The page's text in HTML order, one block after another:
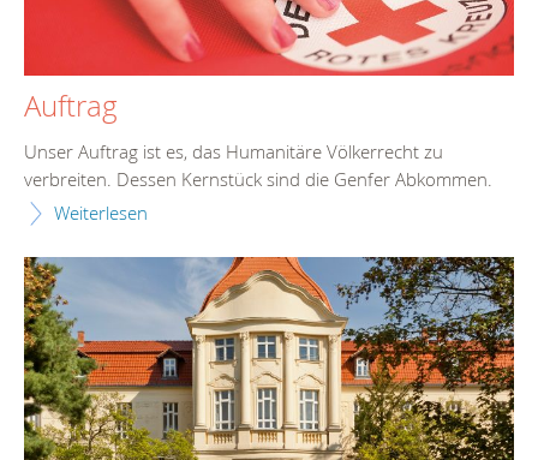
Auftrag
Unser Auftrag ist es, das Humanitäre Völkerrecht zu
verbreiten. Dessen Kernstück sind die Genfer Abkommen.
Weiterlesen